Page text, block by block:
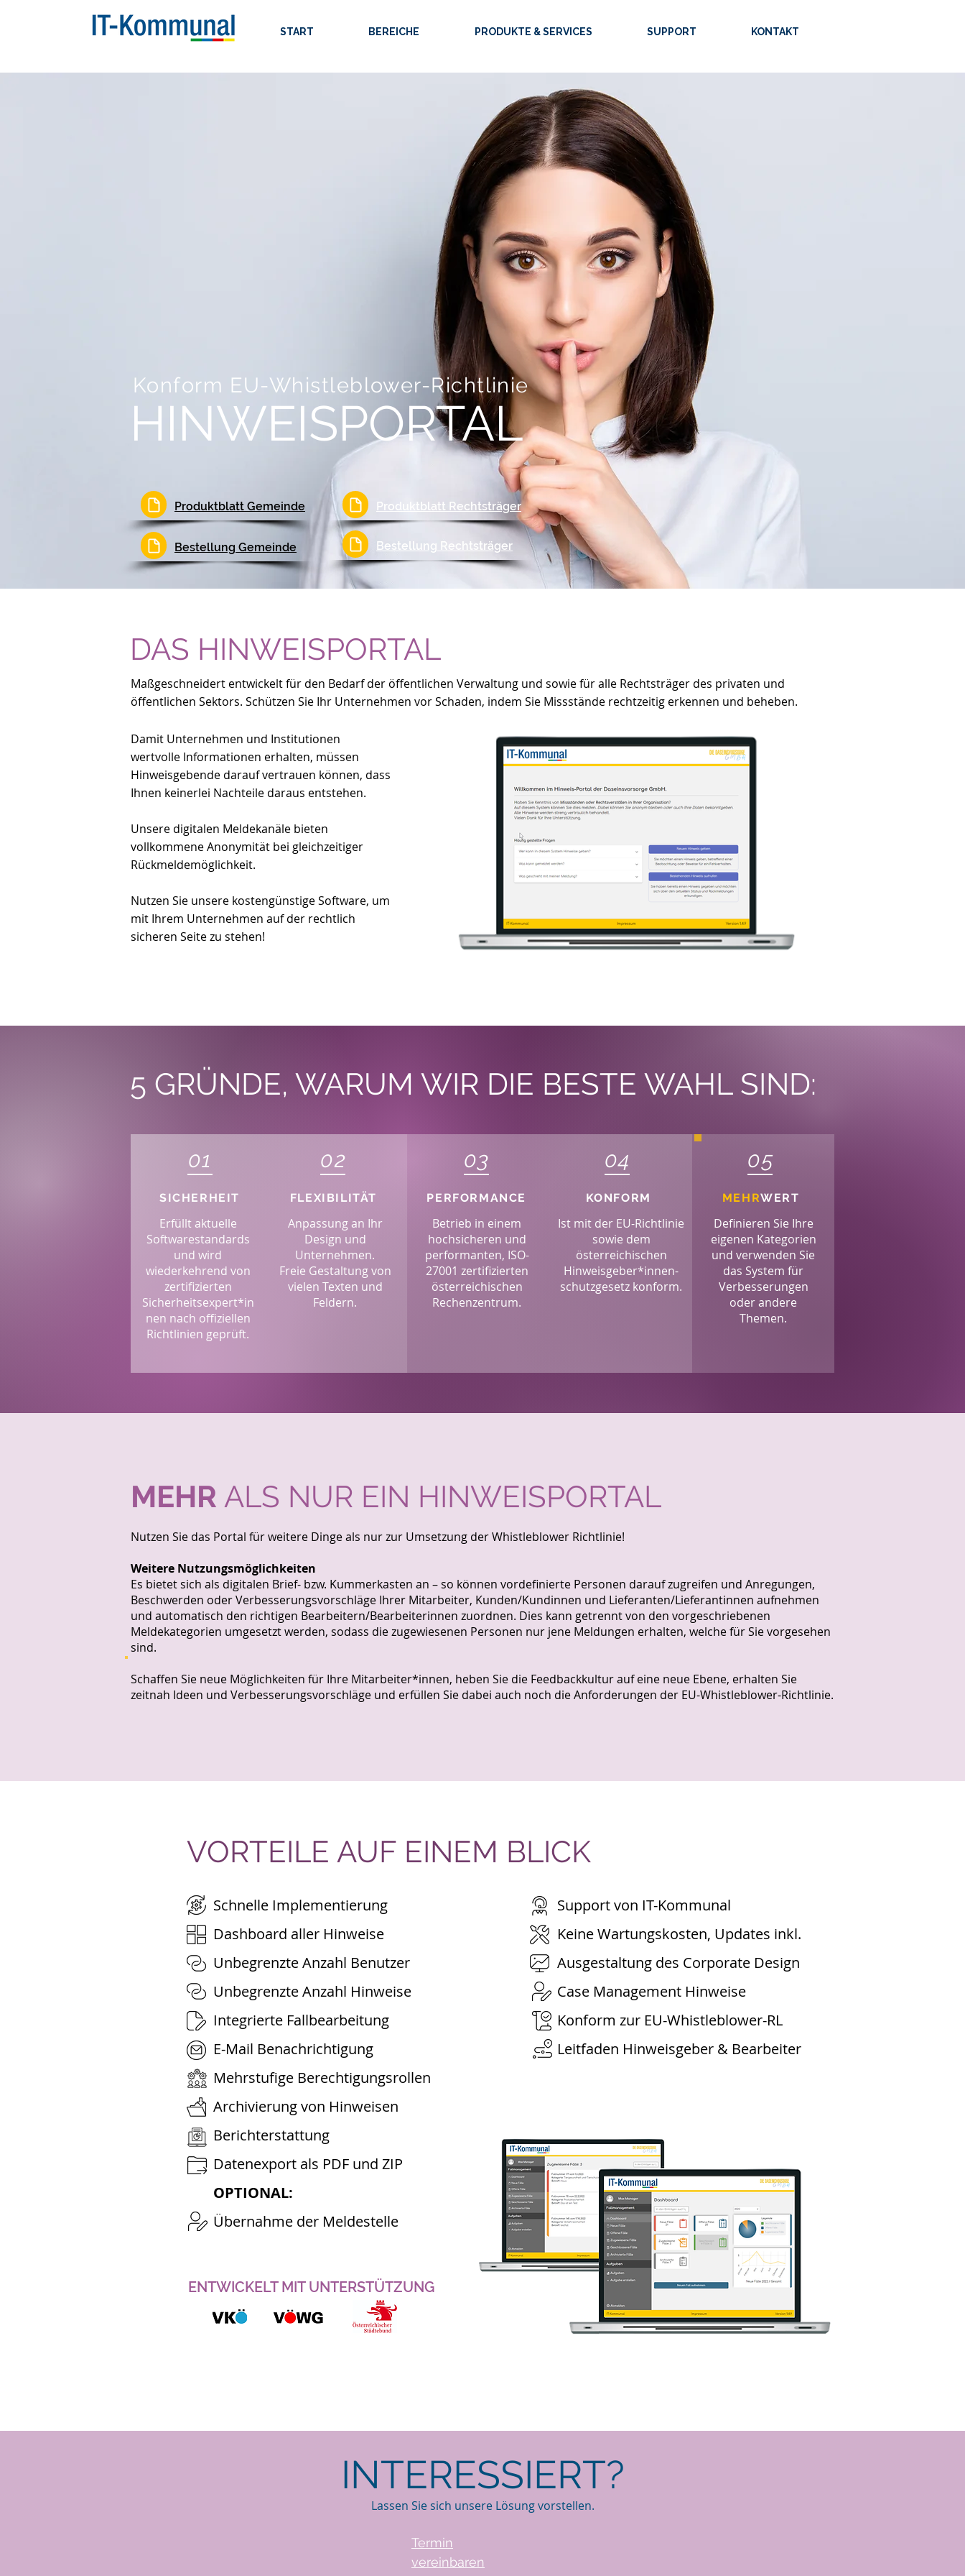
START BEREICHE PRODUKTE & SERVICES SUPPORT KONTAKT
HINWEISPORTAL
Konform EU-Whistleblower-Richtlinie
Produktblatt Gemeinde
Bestellung Gemeinde
Produktblatt Rechtsträger
Bestellung Rechtsträger
DAS HINWEISPORTAL
Maßgeschneidert entwickelt für den Bedarf der öffentlichen Verwaltung und sowie für alle Rechtsträger des privaten und
öffentlichen Sektors. Schützen Sie Ihr Unternehmen vor Schaden, indem Sie Missstände rechtzeitig erkennen und beheben.
Damit Unternehmen und Institutionen
wertvolle Informationen erhalten, müssen
Hinweisgebende darauf vertrauen können, dass
Ihnen keinerlei Nachteile daraus entstehen.
Unsere digitalen Meldekanäle bieten
vollkommene Anonymität bei gleichzeitiger
Rückmeldemöglichkeit.
Nutzen Sie unsere kostengünstige Software, um
mit Ihrem Unternehmen auf der rechtlich
sicheren Seite zu stehen!
5 GRÜNDE, WARUM WIR DIE BESTE WAHL SIND:
01
SICHERHEIT
Erfüllt aktuelle
Softwarestandards
und wird
wiederkehrend von
zertifizierten
Sicherheitsexpert*in
nen nach offiziellen
Richtlinien geprüft.
02
FLEXIBILITÄT
Anpassung an Ihr
Design und
Unternehmen.
Freie Gestaltung von
vielen Texten und
Feldern.
03
PERFORMANCE
Betrieb in einem
hochsicheren und
performanten, ISO-
27001 zertifizierten
österreichischen
Rechenzentrum.
04
KONFORM
Ist mit der EU-Richtlinie
sowie dem
österreichischen
Hinweisgeber*innen-
schutzgesetz konform.
05
MEHRWERT
Definieren Sie Ihre
eigenen Kategorien
und verwenden Sie
das System für
Verbesserungen
oder andere
Themen.
MEHR ALS NUR EIN HINWEISPORTAL
Nutzen Sie das Portal für weitere Dinge als nur zur Umsetzung der Whistleblower Richtlinie!
Weitere Nutzungsmöglichkeiten
Es bietet sich als digitalen Brief- bzw. Kummerkasten an – so können vordefinierte Personen darauf zugreifen und Anregungen,
Beschwerden oder Verbesserungsvorschläge Ihrer Mitarbeiter, Kunden/Kundinnen und Lieferanten/Lieferantinnen aufnehmen
und automatisch den richtigen Bearbeitern/Bearbeiterinnen zuordnen. Dies kann getrennt von den vorgeschriebenen
Meldekategorien umgesetzt werden, sodass die zugewiesenen Personen nur jene Meldungen erhalten, welche für Sie vorgesehen
sind.
Schaffen Sie neue Möglichkeiten für Ihre Mitarbeiter*innen, heben Sie die Feedbackkultur auf eine neue Ebene, erhalten Sie
zeitnah Ideen und Verbesserungsvorschläge und erfüllen Sie dabei auch noch die Anforderungen der EU-Whistleblower-Richtlinie.
VORTEILE AUF EINEM BLICK
Schnelle Implementierung
Dashboard aller Hinweise
Unbegrenzte Anzahl Benutzer
Unbegrenzte Anzahl Hinweise
Integrierte Fallbearbeitung
E-Mail Benachrichtigung
Mehrstufige Berechtigungsrollen
Archivierung von Hinweisen
Berichterstattung
Datenexport als PDF und ZIP
OPTIONAL:
Übernahme der Meldestelle
ENTWICKELT MIT UNTERSTÜTZUNG
Support von IT-Kommunal
Keine Wartungskosten, Updates inkl.
Ausgestaltung des Corporate Design
Case Management Hinweise
Konform zur EU-Whistleblower-RL
Leitfaden Hinweisgeber & Bearbeiter
INTERESSIERT?
Lassen Sie sich unsere Lösung vorstellen.
Termin
vereinbaren